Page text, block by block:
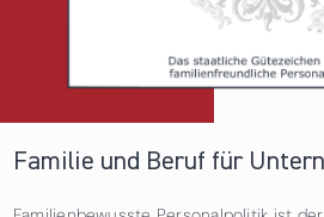
Familie und Beruf für